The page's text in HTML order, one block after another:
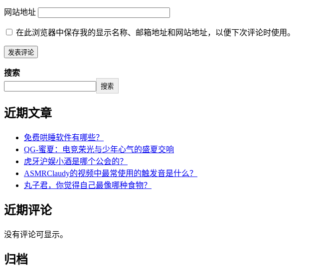
网站地址
在此浏览器中保存我的显示名称、邮箱地址和网站地址，以便下次评论时使用。
搜索
搜索
近期文章
免费哄睡软件有哪些？
QG-蜜夏：电竞荣光与少年心气的盛夏交响
虎牙沪娱小酒是哪个公会的？
ASMRClaudy的视频中最常使用的触发音是什么？
丸子君，你觉得自己最像哪种食物？
近期评论
没有评论可显示。
归档